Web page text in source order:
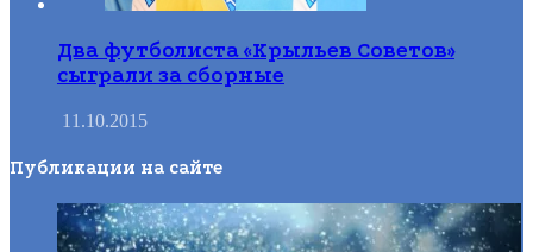
Два футболиста «Крыльев Советов»
сыграли за сборные
11.10.2015
Публикации на сайте